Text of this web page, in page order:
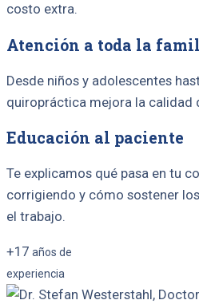
costo extra.
Atención a toda la
Desde niños y adolescentes
quiropráctica mejora la calidad
Educación al paciente
Te explicamos qué pasa en tu
corrigiendo y cómo sostener
el trabajo.
+17 años de
experiencia